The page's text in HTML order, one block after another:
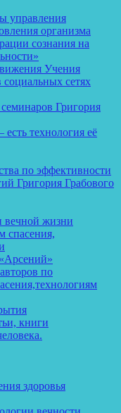
управления
организма
сознания на
Учения
социальных сетях
Григория
технология её
по эффективности
Григория Грабового
вечной жизни
спасения,
по
книги
здоровья